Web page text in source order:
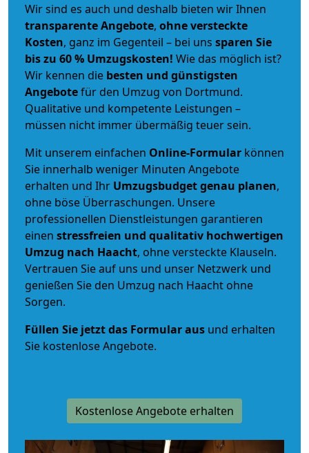
Wir sind es auch und deshalb bieten wir Ihnen
transparente Angebote, ohne versteckte
Kosten, ganz im Gegenteil – bei uns sparen Sie
bis zu 60 % Umzugskosten! Wie das möglich ist?
Wir kennen die besten und günstigsten
Angebotefür den Umzug von Dortmund.
Qualitative und kompetente Leistungen –
müssen nicht immer übermäßig teuer sein.
Mit unserem einfachen Online-Formular können
Sie innerhalb weniger Minuten Angebote
erhalten und Ihr Umzugsbudgetgenau planen,
ohne böse Überraschungen. Unsere
professionellen Dienstleistungen garantieren
einen stressfreien und qualitativ hochwertigen
Umzug nach Haacht, ohne versteckte Klauseln.
Vertrauen Sie auf uns und unser Netzwerk und
genießen Sie den Umzug nach Haacht ohne
Sorgen.
Füllen Sie jetzt das Formular aus und erhalten
Sie kostenlose Angebote.
Kostenlose Angebote erhalten